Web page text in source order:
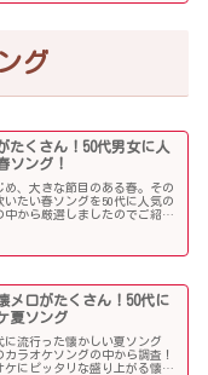
グ
たくさん！50代男女に人
ソング！
め、大きな節目のある春。その
いたい春ソングを50代に人気の
中から厳選しましたのでご紹介
メロがたくさん！50代に
夏ソング
に流行った懐かしい夏ソング
カラオケソングの中から調査！
ケにピッタリな盛り上がる懐メ